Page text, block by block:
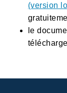
(version
le